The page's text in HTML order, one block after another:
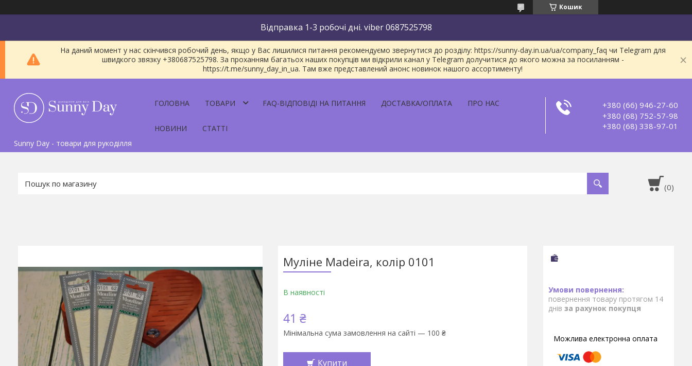
Кошик
Відправка 1-3 робочі дні. viber 0687525798
На даний момент у нас скінчився робочий день, якщо у Вас лишилися питання рекомендуємо звернутися до розділу: https://sunny-day.in.ua/ua/company_faq чи Telegram для
швидкого звязку +380687525798. За проханням багатьох наших покупців ми відкрили канал у Telegram долучитися до якого можна за посиланням -
https://t.me/sunny_day_in_ua. Там вже представлений анонс новинок нашого ассортименту!
Sunny Day - товари для рукоділля
ГОЛОВНА ТОВАРИ FAQ-ВІДПОВІДІ НА ПИТАННЯ ДОСТАВКА/ОПЛАТА ПРО НАС
НОВИНИ СТАТТІ
+380 (66) 946-27-60
+380 (68) 752-57-98
+380 (68) 338-97-01
Муліне Madeira, колір 0101
В наявності
41 ₴
Мінімальна сума замовлення на сайті — 100 ₴
Купити
повернення товару протягом 14
днів за рахунок покупця